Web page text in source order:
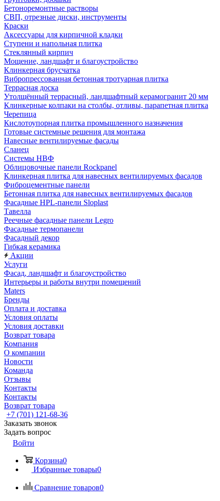
Бетоноремонтные растворы
СВП, отрезные диски, инструменты
Краски
Аксессуары для кирпичной кладки
Ступени и напольная плитка
Cтеклянный кирпич
Мощение, ландшафт и благоустройство
Клинкерная брусчатка
Вибропрессованная бетонная тротуарная плитка
Террасная доска
Утолщённый террасный, ландшафтный керамогранит 20 мм
Клинкерные колпаки на столбы, отливы, парапетная плитка
Черепица
Кислотоупорная плитка промышленного назначения
Готовые системные решения для монтажа
Навесные вентилируемые фасады
Сланец
Системы НВФ
Облицовочные панели Rockpanel
Клинкерная плитка для навесных вентилируемых фасадов
Фиброцементные панели
Бетонная плитка для навесных вентилируемых фасадов
Фасадные HPL-панели Sloplast
Тавелла
Реечные фасадные панели Legro
Фасадные термопанели
Фасадный декор
Гибкая керамика
Акции
Услуги
Фасад, ландшафт и благоустройство
Интерьеры и работы внутри помещений
Maters
Бренды
Оплата и доставка
Условия оплаты
Условия доставки
Возврат товара
Компания
О компании
Новости
Команда
Отзывы
Контакты
Контакты
Возврат товара
+7 (701) 121-68-36
Заказать звонок
Задать вопрос
Войти
Корзина0
Избранные товары0
Сравнение товаров0